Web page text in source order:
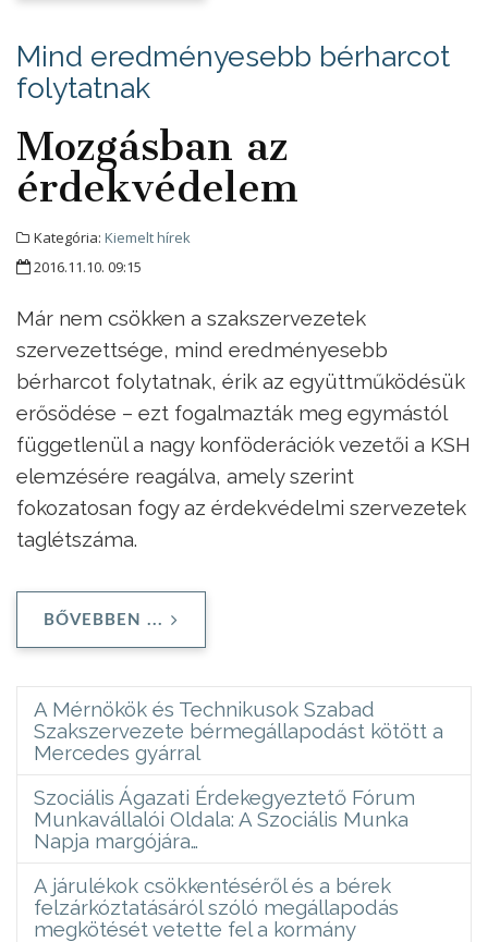
Mind eredményesebb bérharcot
folytatnak
Mozgásban az
érdekvédelem
Kategória: Kiemelt hírek
2016.11.10. 09:15
Már nem csökken a szakszervezetek
szervezettsége, mind eredményesebb
bérharcot folytatnak, érik az együttműködésük
erősödése – ezt fogalmazták meg egymástól
függetlenül a nagy konföderációk vezetői a KSH
elemzésére reagálva, amely szerint
fokozatosan fogy az érdekvédelmi szervezetek
taglétszáma.
BŐVEBBEN ...
A Mérnökök és Technikusok Szabad
Szakszervezete bérmegállapodást kötött a
Mercedes gyárral
Szociális Ágazati Érdekegyeztető Fórum
Munkavállalói Oldala: A Szociális Munka
Napja margójára…
A járulékok csökkentéséről és a bérek
felzárkóztatásáról szóló megállapodás
megkötését vetette fel a kormány